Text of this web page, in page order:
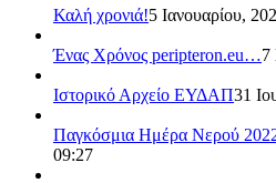
Καλή χρονιά!5 Ιανουαρίου,
Ένας Χρόνος peripteron.eu…7
Ιστορικό Αρχείο ΕΥΔΑΠ31
Παγκόσμια Ημέρα Νερού
09:27